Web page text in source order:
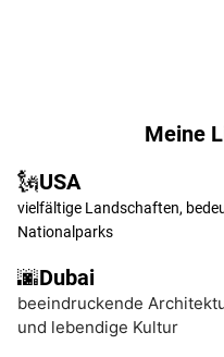
Meine
🗽USA
vielfältige Landschaften,
Nationalparks
🌆Dubai
beeindruckende
und lebendige Kultur